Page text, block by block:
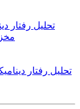
تحلیل رفتار